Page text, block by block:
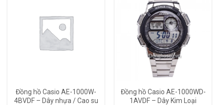
Đồng hồ Casio AE-1000W-
4BVDF – Dây nhựa / Cao su
Đồng hồ Casio AE-1000WD-
1AVDF – Dây Kim Loại